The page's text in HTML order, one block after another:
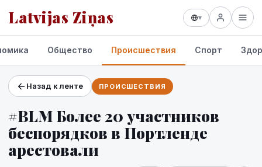
Latvijas Ziņas ▾
Проекты и сервисы
Прогноз погоды
Общество Происшествия Спорт
Назад к ленте ПРОИСШЕСТВИЯ
#BLM Более 20 участников
беспорядков в Портленде
арестовали